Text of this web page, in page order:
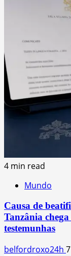
4 min read
Mundo
Causa de
Tanzânia
testemunhas
belfordroxo24h